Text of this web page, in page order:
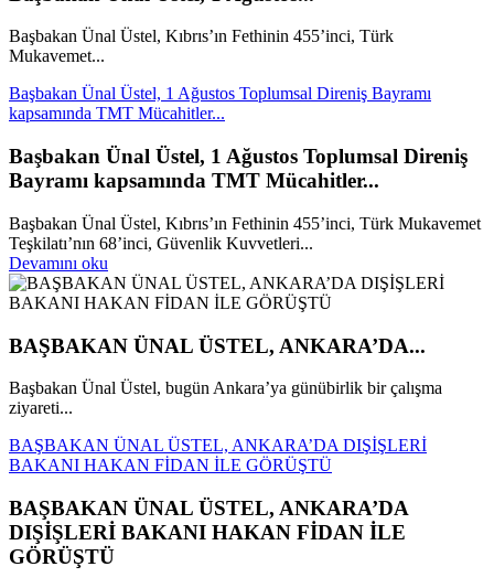
Başbakan Ünal Üstel, Kıbrıs’ın Fethinin 455’inci, Türk
Mukavemet...
Başbakan Ünal Üstel, 1 Ağustos Toplumsal Direniş Bayramı
kapsamında TMT Mücahitler...
Başbakan Ünal Üstel, 1 Ağustos Toplumsal Direniş
Bayramı kapsamında TMT Mücahitler...
Başbakan Ünal Üstel, Kıbrıs’ın Fethinin 455’inci, Türk Mukavemet
Teşkilatı’nın 68’inci, Güvenlik Kuvvetleri...
Devamını oku
BAŞBAKAN ÜNAL ÜSTEL, ANKARA’DA...
Başbakan Ünal Üstel, bugün Ankara’ya günübirlik bir çalışma
ziyareti...
BAŞBAKAN ÜNAL ÜSTEL, ANKARA’DA DIŞİŞLERİ
BAKANI HAKAN FİDAN İLE GÖRÜŞTÜ
BAŞBAKAN ÜNAL ÜSTEL, ANKARA’DA
DIŞİŞLERİ BAKANI HAKAN FİDAN İLE
GÖRÜŞTÜ